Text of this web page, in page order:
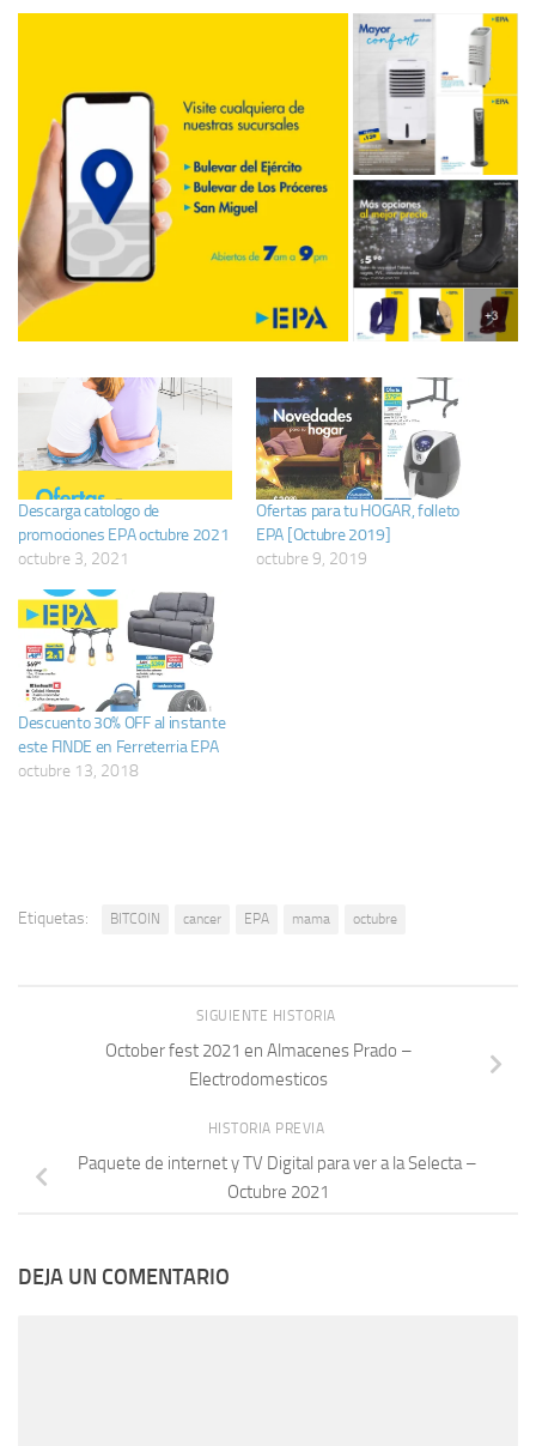
Descarga catologo de
promociones EPA octubre 2021
octubre 3, 2021
Ofertas para tu HOGAR, folleto
EPA [Octubre 2019]
octubre 9, 2019
Descuento 30% OFF al instante
este FINDE en Ferreterria EPA
octubre 13, 2018
Etiquetas: BITCOIN cancer EPA mama octubre
SIGUIENTE HISTORIA
October fest 2021 en Almacenes Prado –
Electrodomesticos
HISTORIA PREVIA
Paquete de internet y TV Digital para ver a la Selecta –
Octubre 2021
DEJA UN COMENTARIO